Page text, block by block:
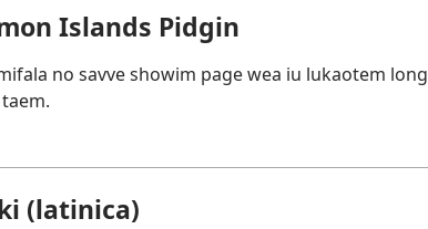
Islands Pidgin
no savve showim page wea iu lukaotem long
(latinica)